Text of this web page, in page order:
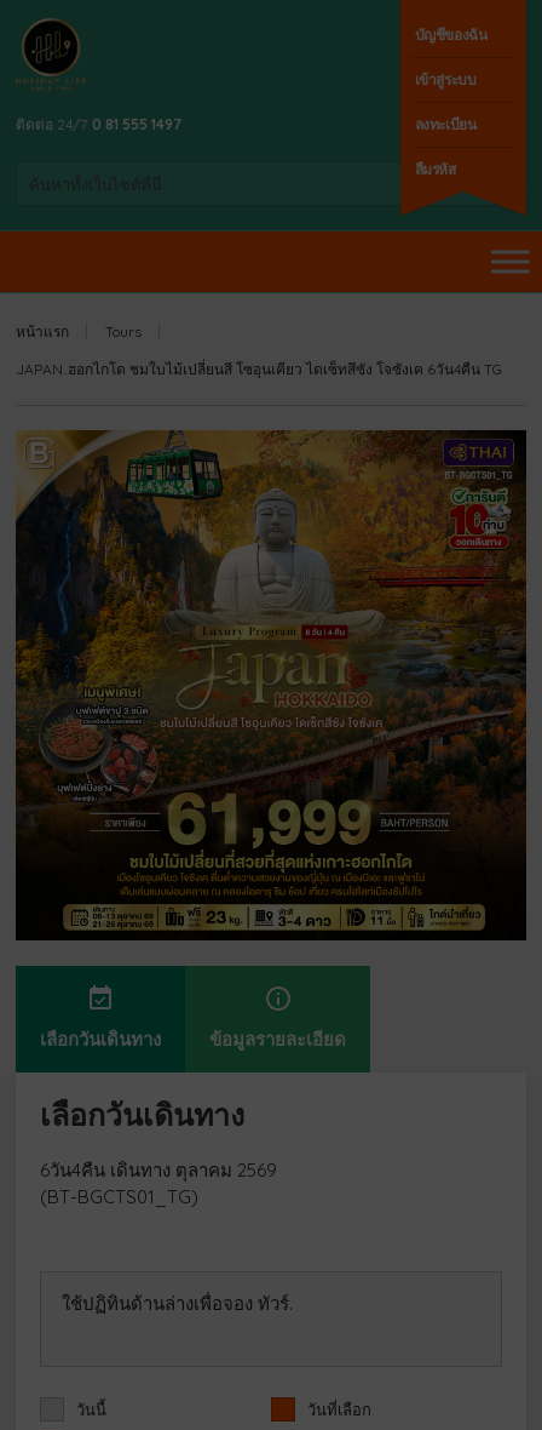
บัญชีของฉัน
เข้าสู่ระบบ
ลงทะเบียน
ลืมรหัส
ติดต่อ 24/7 0 81 555 1497
หน้าแรก Tours
JAPAN..ฮอกไกโด ชมใบไม้เปลี่ยนสี โซอุนเคียว ไดเซ็ทสึซัง โจซังเค 6วัน4คืน TG
event_available
เลือกวันเดินทาง
info_outline
ข้อมูลรายละเอียด
เลือกวันเดินทาง
6วัน4คืน เดินทาง ตุลาคม 2569
(BT-BGCTS01_TG)
ใช้ปฏิทินด้านล่างเพื่อจอง ทัวร์.
วันนี้
วันที่เลือก